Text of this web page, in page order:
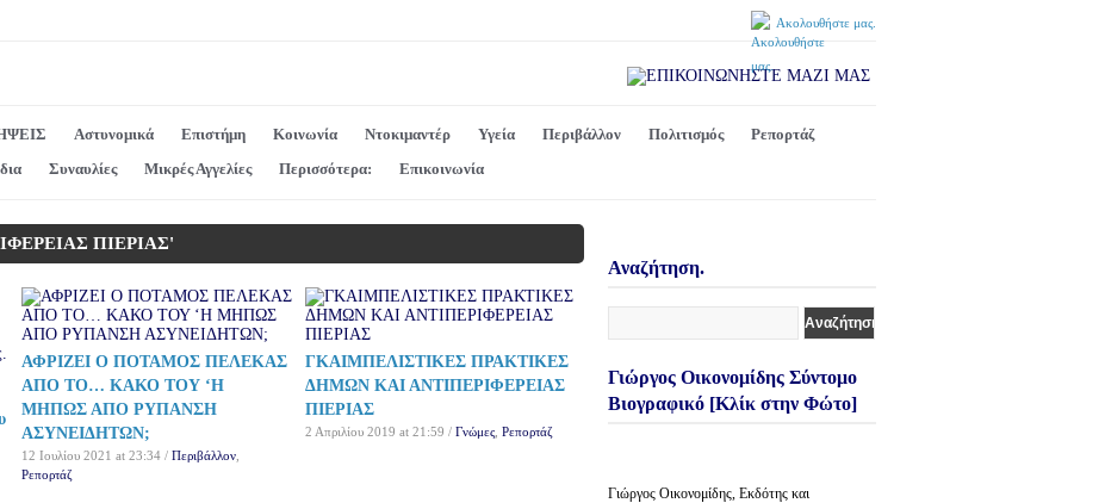
Ακολουθήστε μας.
Αστυνομικά Επιστήμη Κοινωνία Ντοκιμαντέρ Υγεία Περιβάλλον Πολιτισμός
Ρεπορτάζ
Συναυλίες Μικρές Αγγελίες Περισσότερα: Επικοινωνία
ΠΙΕΡΙΑΣ'
ΑΦΡΙΖΕΙ Ο ΠΟΤΑΜΟΣ ΠΕΛΕΚΑΣ
ΑΠΟ ΤΟ… ΚΑΚΟ ΤΟΥ ‘Η
ΜΗΠΩΣ ΑΠΟ ΡΥΠΑΝΣΗ
ΑΣΥΝΕΙΔΗΤΩΝ;
12 Ιουλίου 2021 at 23:34 / Περιβάλλον
Ρεπορτάζ
ΓΚΑΙΜΠΕΛΙΣΤΙΚΕΣ ΠΡΑΚΤΙΚΕΣ
ΔΗΜΩΝ ΚΑΙ ΑΝΤΙΠΕΡΙΦΕΡΕΙΑΣ
ΠΙΕΡΙΑΣ
2 Απριλίου 2019 at 21:59 / Γνώμες Ρεπορτάζ
Αναζήτηση.
Γιώργος Οικονομίδης Σύντομο
Βιογραφικό [Κλίκ στην Φώτο]
Γιώργος Οικονομίδης, Εκδότης και